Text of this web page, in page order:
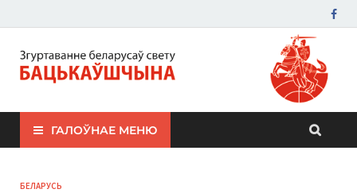
ЗБС "Бацькаўшчына"
ГАЛОЎНАЕ МЕНЮ
БЕЛАРУСЬ